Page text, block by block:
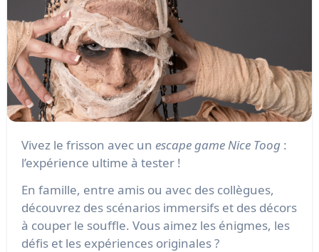
Vivez le frisson avec un escape game Nice Toog:
l’expérience ultime à tester !
En famille, entre amis ou avec des collègues,
découvrez des scénarios immersifs et des décors
à couper le souffle. Vous aimez les énigmes, les
défis et les expériences originales ?